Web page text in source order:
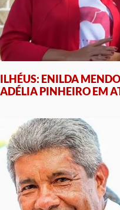
ILHÉUS: ENILDA
ADÉLIA PINHEIRO EM